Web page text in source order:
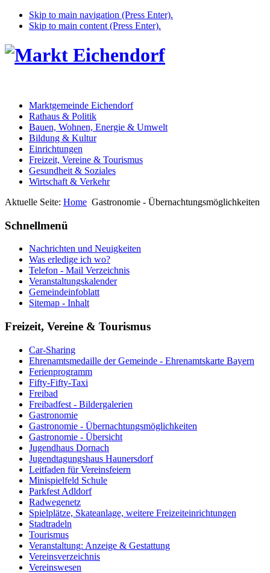
Skip to main navigation (Press Enter).
Skip to main content (Press Enter).
Marktgemeinde Eichendorf
Rathaus & Politik
Bauen, Wohnen, Energie & Umwelt
Bildung & Kultur
Einrichtungen
Freizeit, Vereine & Tourismus
Gesundheit & Soziales
Wirtschaft & Verkehr
Aktuelle Seite: Home Gastronomie - Übernachtungsmöglichkeiten
Schnellmenü
Nachrichten und Neuigkeiten
Was erledige ich wo?
Telefon - Mail Verzeichnis
Veranstaltungskalender
Gemeindeinfoblatt
Sitemap - Inhalt
Freizeit, Vereine & Tourismus
Car-Sharing
Ehrenamtsmedaille der Gemeinde - Ehrenamtskarte Bayern
Ferienprogramm
Fifty-Fifty-Taxi
Freibad
Freibadfest - Bildergalerien
Gastronomie
Gastronomie - Übernachtungsmöglichkeiten
Gastronomie - Übersicht
Jugendhaus Dornach
Jugendtagungshaus Haunersdorf
Leitfaden für Vereinsfeiern
Minispielfeld Schule
Parkfest Adldorf
Radwegenetz
Spielplätze, Skateanlage, weitere Freizeiteinrichtungen
Stadtradeln
Tourismus
Veranstaltung: Anzeige & Gestattung
Vereinsverzeichnis
Vereinswesen